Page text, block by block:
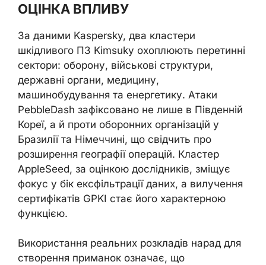
ОЦІНКА ВПЛИВУ
За даними Kaspersky, два кластери
шкідливого ПЗ Kimsuky охоплюють перетинні
сектори: оборону, військові структури,
державні органи, медицину,
машинобудування та енергетику. Атаки
PebbleDash зафіксовано не лише в Південній
Кореї, а й проти оборонних організацій у
Бразилії та Німеччині, що свідчить про
розширення географії операцій. Кластер
AppleSeed, за оцінкою дослідників, зміщує
фокус у бік ексфільтрації даних, а вилучення
сертифікатів GPKI стає його характерною
функцією.
Використання реальних розкладів нарад для
створення приманок означає, що